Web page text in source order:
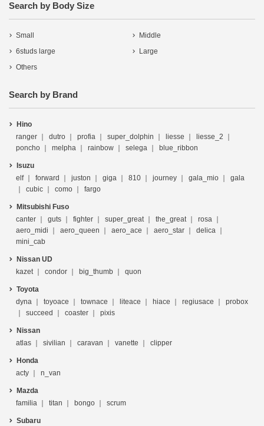
Search by Body Size
Small
Middle
6studs large
Large
Others
Search by Brand
Hino
ranger
dutro profia super_dolphin liesse
liesse_2
poncho
melpha rainbow selega blue_ribbon
Isuzu
elf
forward juston giga 810 journey gala_mio
gala
cubic
como fargo
Mitsubishi Fuso
canter
guts fighter super_great the_great
rosa
aero_midi
aero_queen aero_ace aero_star
delica
mini_cab
Nissan UD
kazet
condor big_thumb quon
Toyota
dyna
toyoace townace liteace hiace regiusace
probox
succeed
coaster pixis
Nissan
atlas
sivilian caravan vanette clipper
Honda
acty
n_van
Mazda
familia
titan bongo scrum
Subaru